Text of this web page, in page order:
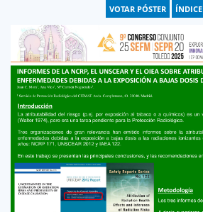
VOTAR PÓSTER ÍNDICE